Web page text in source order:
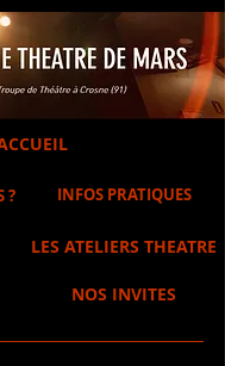
? INFOS PRATIQUES
LES ATELIERS THEATRE
NOS INVITES